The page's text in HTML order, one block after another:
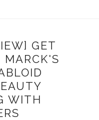
GET
MARCK'S
WITH